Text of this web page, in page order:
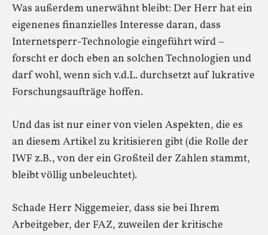
Was außerdem unerwähnt bleibt: Der Herr hat ein
eigenenes finanzielles Interesse daran, dass
Internetsperr-Technologie eingeführt wird –
forscht er doch eben an solchen Technologien und
darf wohl, wenn sich v.d.L. durchsetzt auf lukrative
Forschungsaufträge hoffen.
Und das ist nur einer von vielen Aspekten, die es
an diesem Artikel zu kritisieren gibt (die Rolle der
IWF z.B., von der ein Großteil der Zahlen stammt,
bleibt völlig unbeleuchtet).
Schade Herr Niggemeier, dass sie bei Ihrem
Arbeitgeber, der FAZ, zuweilen der kritische